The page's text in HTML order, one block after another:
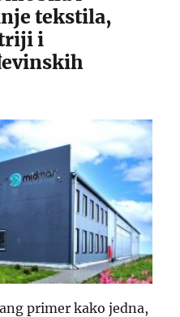
tekstila,
i
primer kako jedna,